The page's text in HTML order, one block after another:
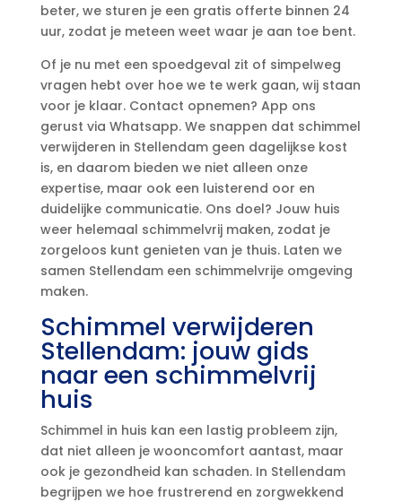
beter, we sturen je een gratis offerte binnen 24
uur, zodat je meteen weet waar je aan toe bent.​
Of je nu met een spoedgeval zit of simpelweg
vragen hebt over hoe we te werk gaan, wij staan
voor je klaar.​ Contact opnemen? App ons
gerust via Whatsapp.​ We snappen dat schimmel
verwijderen in Stellendam geen dagelijkse kost
is, en daarom bieden we niet alleen onze
expertise, maar ook een luisterend oor en
duidelijke communicatie.​ Ons doel? Jouw huis
weer helemaal schimmelvrij maken, zodat je
zorgeloos kunt genieten van je thuis.​ Laten we
samen Stellendam een schimmelvrije omgeving
maken.​
Schimmel verwijderen
Stellendam: jouw gids
naar een schimmelvrij
huis
Schimmel in huis kan een lastig probleem zijn,
dat niet alleen je wooncomfort aantast, maar
ook je gezondheid kan schaden.​ In Stellendam
begrijpen we hoe frustrerend en zorgwekkend